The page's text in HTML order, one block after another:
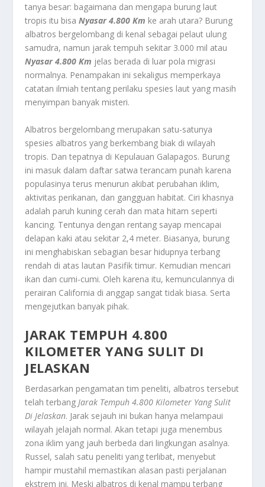
tanya besar: bagaimana dan mengapa burung laut
tropis itu bisaNyasar 4.800 Km ke arah utara? Burung
albatros bergelombang di kenal sebagai pelaut ulung
samudra, namun jarak tempuh sekitar 3.000 mil atau
Nyasar 4.800 Km jelas berada di luar pola migrasi
normalnya. Penampakan ini sekaligus memperkaya
catatan ilmiah tentang perilaku spesies laut yang masih
menyimpan banyak misteri.
Albatros bergelombang merupakan satu-satunya
spesies albatros yang berkembang biak di wilayah
tropis. Dan tepatnya di Kepulauan Galapagos. Burung
ini masuk dalam daftar satwa terancam punah karena
populasinya terus menurun akibat perubahan iklim,
aktivitas perikanan, dan gangguan habitat. Ciri khasnya
adalah paruh kuning cerah dan mata hitam seperti
kancing. Tentunya dengan rentang sayap mencapai
delapan kaki atau sekitar 2,4 meter. Biasanya, burung
ini menghabiskan sebagian besar hidupnya terbang
rendah di atas lautan Pasifik timur. Kemudian mencari
ikan dan cumi-cumi. Oleh karena itu, kemunculannya di
perairan California di anggap sangat tidak biasa. Serta
mengejutkan banyak pihak.
JARAK TEMPUH 4.800
KILOMETER YANG SULIT DI
JELASKAN
Berdasarkan pengamatan tim peneliti, albatros tersebut
telah terbangJarak Tempuh 4.800 Kilometer Yang Sulit
Di Jelaskan. Jarak sejauh ini bukan hanya melampaui
wilayah jelajah normal. Akan tetapi juga menembus
zona iklim yang jauh berbeda dari lingkungan asalnya.
Russel, salah satu peneliti yang terlibat, menyebut
hampir mustahil memastikan alasan pasti perjalanan
ekstrem ini. Meski albatros di kenal mampu terbang